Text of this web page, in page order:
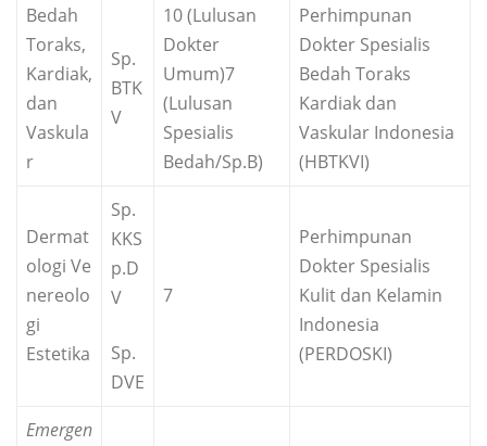
Bedah
Toraks,
Kardiak,
dan
Vaskula
r
Sp.
BTK
V
10 (Lulusan
Dokter
Umum)7
(Lulusan
Spesialis
Bedah/Sp.B)
Perhimpunan
Dokter Spesialis
Bedah Toraks
Kardiak dan
Vaskular Indonesia
(HBTKVI)
Dermat
ologi Ve
nereolo
gi
Estetika
Sp.
KKS
p.D
V
Sp.
DVE
7
Perhimpunan
Dokter Spesialis
Kulit dan Kelamin
Indonesia
(PERDOSKI)
Emergen